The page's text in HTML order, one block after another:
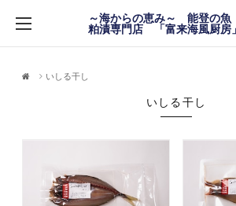
ニ
ュ
を
～海からの恵み～ 能登の
粕漬専門店 「富来海風厨房」
いしる干し
いしる干し